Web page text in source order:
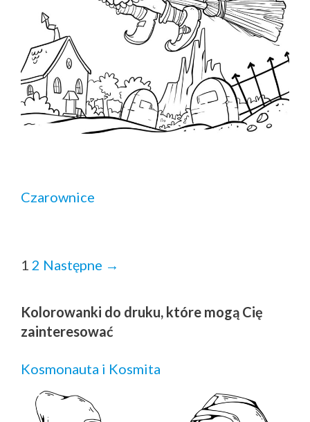
Czarownice
Zobacz
1 2 Następne →
Kolorowanki do druku, które mogą Cię
zainteresować
Kosmonauta i Kosmita